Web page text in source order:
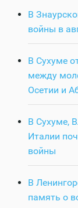
В
войны в
В Сухуме
между
Осетии и
В Сухуме,
Италии
войны
В
память о